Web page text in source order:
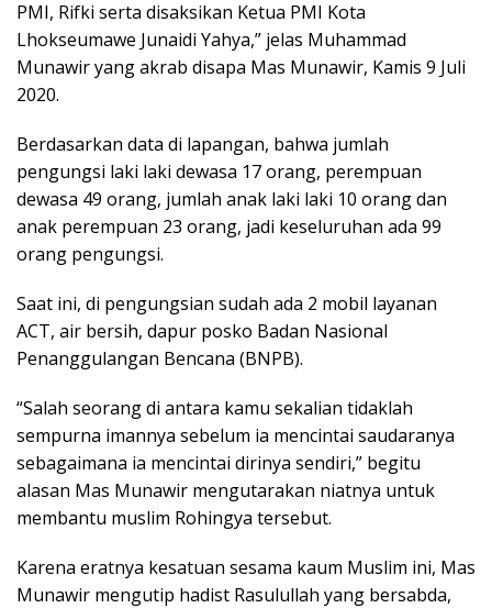
PMI, Rifki serta disaksikan Ketua PMI Kota
Lhokseumawe Junaidi Yahya,” jelas Muhammad
Munawir yang akrab disapa Mas Munawir, Kamis 9 Juli
2020.
Berdasarkan data di lapangan, bahwa jumlah
pengungsi laki laki dewasa 17 orang, perempuan
dewasa 49 orang, jumlah anak laki laki 10 orang dan
anak perempuan 23 orang, jadi keseluruhan ada 99
orang pengungsi.
Saat ini, di pengungsian sudah ada 2 mobil layanan
ACT, air bersih, dapur posko Badan Nasional
Penanggulangan Bencana (BNPB).
“Salah seorang di antara kamu sekalian tidaklah
sempurna imannya sebelum ia mencintai saudaranya
sebagaimana ia mencintai dirinya sendiri,” begitu
alasan Mas Munawir mengutarakan niatnya untuk
membantu muslim Rohingya tersebut.
Karena eratnya kesatuan sesama kaum Muslim ini, Mas
Munawir mengutip hadist Rasulullah yang bersabda,